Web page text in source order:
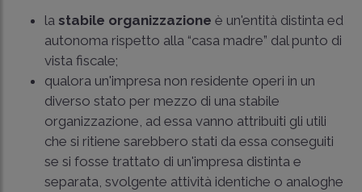
la stabile organizzazione è un'entità distinta ed
autonoma rispetto alla “casa madre” dal punto di
vista fiscale;
qualora un'impresa non residente operi in un
diverso stato per mezzo di una stabile
organizzazione, ad essa vanno attribuiti gli utili
che si ritiene sarebbero stati da essa conseguiti
se si fosse trattato di un'impresa distinta e
separata, svolgente attività identiche o analoghe